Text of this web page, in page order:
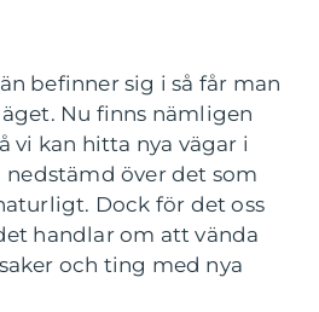
befinner sig i så får man
Nu finns nämligen
vi kan hitta nya vägar i
nedstämd över det som
Dock för det oss
handlar om att vända
och ting med nya